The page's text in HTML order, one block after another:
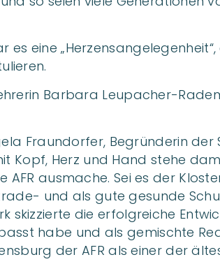
eine „Herzensangelegenheit“,
Barbara Leupacher-
Fraundorfer, Begründerin der
Kopf, Herz und Hand stehe
AFR ausmache. Sei es der
und als gute gesunde
skizzierte die erfolgreiche
habe und als gemischte
der AFR als einer der